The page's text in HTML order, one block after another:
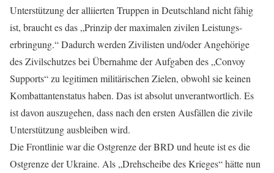
Unterstützung der alliierten Truppen in Deutschland nicht fähig
ist, braucht es das „Prinzip der maximalen zivilen Leistungs-
erbringung.“ Dadurch werden Zivilisten und/oder Angehörige
des Zivilschutzes bei Übernahme der Aufgaben des „Convoy
Supports“ zu legitimen militärischen Zielen, obwohl sie keinen
Kombattantenstatus haben. Das ist absolut unverantwortlich. Es
ist davon auszugehen, dass nach den ersten Ausfällen die zivile
Unterstützung ausbleiben wird.
Die Frontlinie war die Ostgrenze der BRD und heute ist es die
Ostgrenze der Ukraine. Als „Drehscheibe des Krieges“ hätte nun